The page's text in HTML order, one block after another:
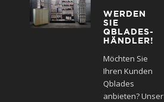
WERDEN
SIE
QBLADES-
HÄNDLER!
Möchten Sie
Ihren Kunden
Qblades
anbieten? Unser